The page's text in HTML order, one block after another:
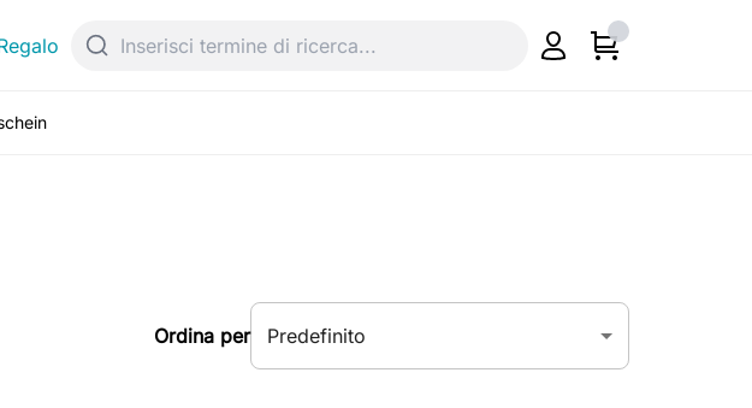
Ordina per Predefinito